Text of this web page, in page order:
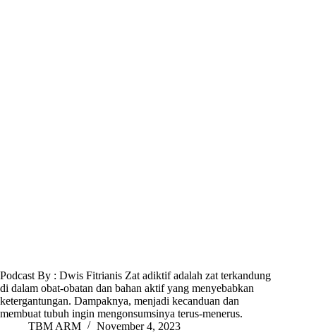
Podcast By : Dwis Fitrianis Zat adiktif adalah zat terkandung
di dalam obat-obatan dan bahan aktif yang menyebabkan
ketergantungan. Dampaknya, menjadi kecanduan dan
membuat tubuh ingin mengonsumsinya terus-menerus.
TBM ARM
November 4, 2023